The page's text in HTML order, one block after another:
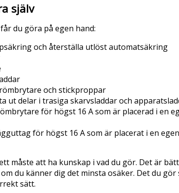
själv
du göra på egen hand:
och återställa utlöst automatsäkring
och stickproppar
ut delar i trasiga skarvsladdar och
för högst 16 A som är placerad i en
för högst 16 A som är placerat i en
måste att ha kunskap i vad du gör. Det är
du känner dig det minsta osäker. Det du gör
sätt.